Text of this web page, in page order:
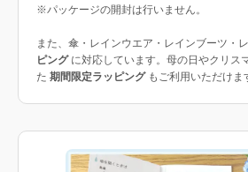
※パッケージの開封は行いません。
また、傘・レインウエア・レインブーツ・
ピングに対応しています。母の日やクリス
た 期間限定ラッピングもご利用いただけま